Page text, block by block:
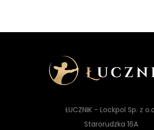
ŁUCZNIK - Lockpol Sp. z
Starorudzka 16A